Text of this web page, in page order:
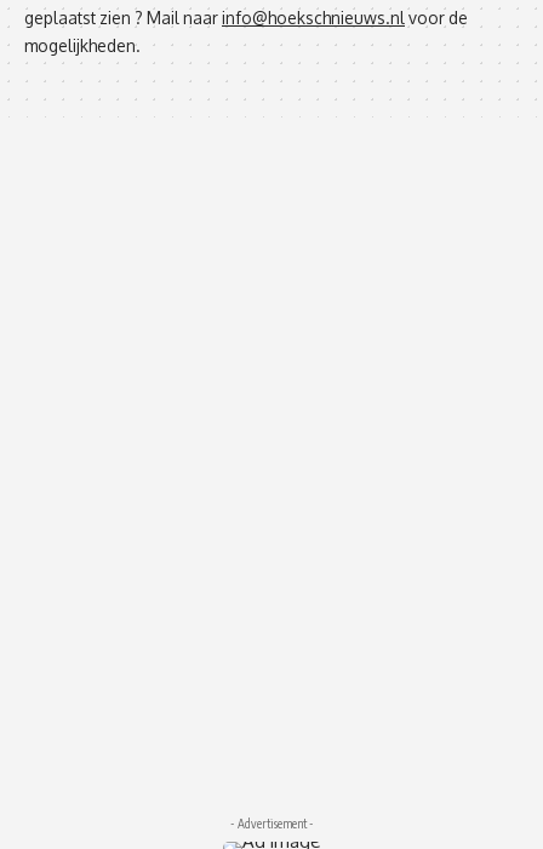
geplaatst zien ? Mail naarinfo@hoekschnieuws.nl voor de
mogelijkheden.
- Advertisement -